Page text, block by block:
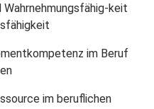
Wahrnehmungsfähig-keit
im Beruf
im beruflichen